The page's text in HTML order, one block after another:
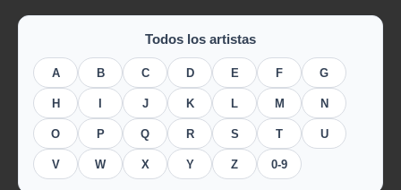
Todos los artistas
A B C D E F G
H J K L M N
O P Q R S T U
V W X Y Z 0-9